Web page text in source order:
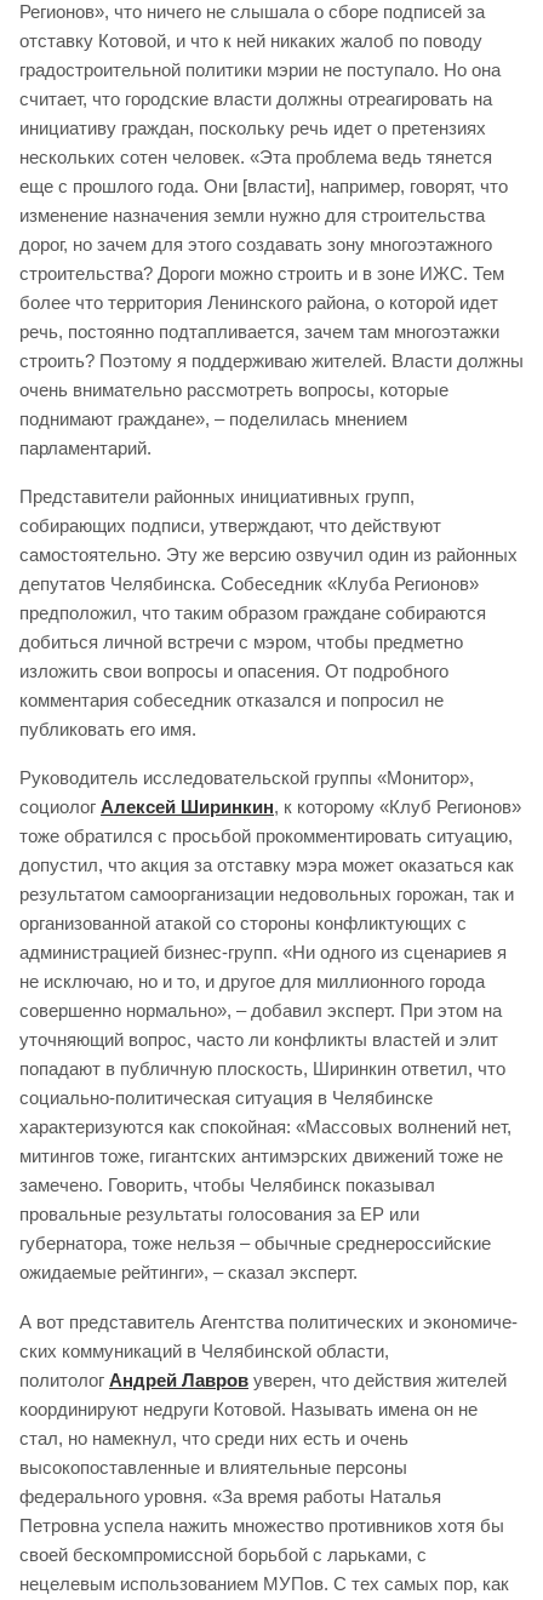
Регионов», что ничего не слышала о сборе подписей за
отставку Котовой, и что к ней никаких жалоб по поводу
градостроительной политики мэрии не поступало. Но она
считает, что городские власти должны отреагировать на
инициативу граждан, поскольку речь идет о претензиях
нескольких сотен человек. «Эта проблема ведь тянется
еще с прошлого года. Они [власти], например, говорят, что
изменение назначения земли нужно для строительства
дорог, но зачем для этого создавать зону многоэтажного
строительства? Дороги можно строить и в зоне ИЖС. Тем
более что территория Ленинского района, о которой идет
речь, постоянно подтапливается, зачем там многоэтажки
строить? Поэтому я поддерживаю жителей. Власти должны
очень внимательно рассмотреть вопросы, которые
поднимают граждане», – поделилась мнением
парламентарий.
Представители районных инициативных групп,
собирающих подписи, утверждают, что действуют
самостоятельно. Эту же версию озвучил один из районных
депутатов Челябинска. Собеседник «Клуба Регионов»
предположил, что таким образом граждане собираются
добиться личной встречи с мэром, чтобы предметно
изложить свои вопросы и опасения. От подробного
комментария собеседник отказался и попросил не
публиковать его имя.
Руководитель исследовательской группы «Монитор»,
социолог Алексей Ширинкин, к которому «Клуб Регионов»
тоже обратился с просьбой прокомментировать ситуацию,
допустил, что акция за отставку мэра может оказаться как
результатом самоорганизации недовольных горожан, так и
организованной атакой со стороны конфликтующих с
администрацией бизнес-групп. «Ни одного из сценариев я
не исключаю, но и то, и другое для миллионного города
совершенно нормально», – добавил эксперт. При этом на
уточняющий вопрос, часто ли конфликты властей и элит
попадают в публичную плоскость, Ширинкин ответил, что
социально-политическая ситуация в Челябинске
характеризуются как спокойная: «Массовых волнений нет,
митингов тоже, гигантских антимэрских движений тоже не
замечено. Говорить, чтобы Челябинск показывал
провальные результаты голосования за ЕР или
губернатора, тоже нельзя – обычные среднероссийские
ожидаемые рейтинги», – сказал эксперт.
А вот представитель Агент­ства по­ли­ти­ческих и эко­но­ми­че­
ских ком­му­ни­ка­ций в Челябинской области,
политолог Андрей Лавров уверен, что действия жителей
координируют недруги Котовой. Называть имена он не
стал, но намекнул, что среди них есть и очень
высокопоставленные и влиятельные персоны
федерального уровня. «За время работы Наталья
Петровна успела нажить множество противников хотя бы
своей бескомпромиссной борьбой с ларьками, с
нецелевым использованием МУПов. С тех самых пор, как